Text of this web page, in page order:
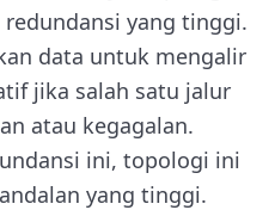
yang tinggi.
data untuk mengalir
jika salah satu jalur
atau kegagalan.
ini, topologi ini
yang tinggi.